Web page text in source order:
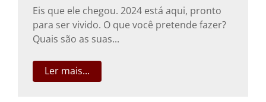
Eis que ele chegou. 2024 está aqui, pronto
para ser vivido. O que você pretende fazer?
Quais são as suas...
Ler mais...